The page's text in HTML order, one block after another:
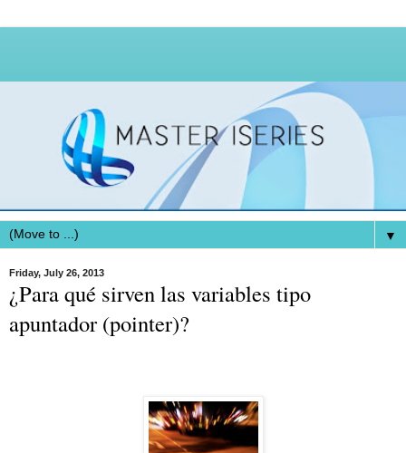
▼
Friday, July 26, 2013
¿Para qué sirven las variables tipo
apuntador (pointer)?